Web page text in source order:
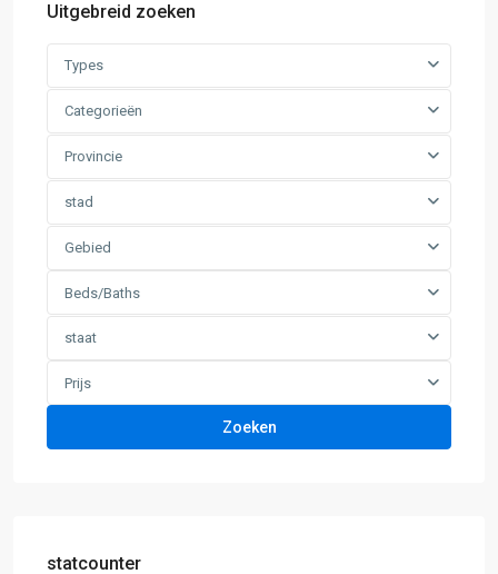
Uitgebreid zoeken
Types
Categorieën
Provincie
stad
Gebied
Beds/Baths
staat
Prijs
Zoeken
statcounter